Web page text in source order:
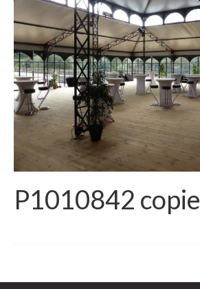
P1010842 copie